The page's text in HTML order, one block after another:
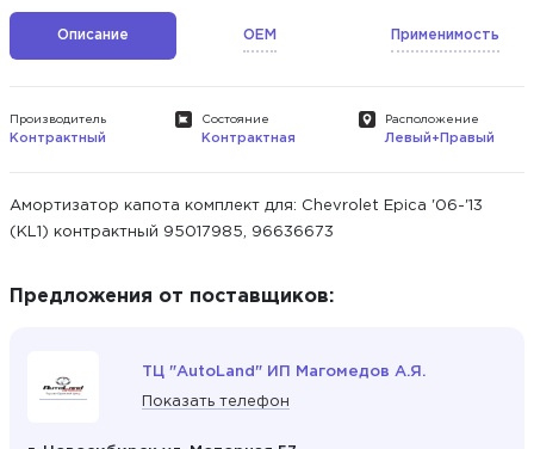
Описание OEM Применимость
Производитель
Контрактный
Состояние
Контрактная
Расположение
Левый+Правый
Амортизатор капота комплект для: Chevrolet Epica '06-'13
(KL1) контрактный 95017985, 96636673
Предложения от поставщиков:
ТЦ "AutoLand" ИП Магомедов А.Я.
Показать телефон